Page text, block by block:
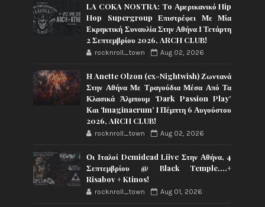
LA COKA NOSTRA: To Αμερικανικό Hip
Hop Supergroup Επιστρέφει Με Μία
Εκρηκτική Συναυλία Στην Αθήνα Ι Τετάρτη
2 Σεπτεμβρίου 2026, ARCH CLUB!
rocknroll_town Aug 02, 2026
Η Anette Olzon (ex-Nightwish) Ζωντανά
Στην Αθήνα Με Τραγούδια Μέσα Από Τα
Κλασικά Άλμπουμ ‘Dark Passion Play’
Και ‘Imaginaerum’ I Πέμπτη 6 Αυγούστου
2026, ARCH CLUB!
rocknroll_town Aug 02, 2026
Οι Ιταλοί Demidead Liive Στην Αθήνα, 4
Σεπτεμβρίου @ Black Temple….+
Risabov + Ktinos!
rocknroll_town Aug 01, 2026